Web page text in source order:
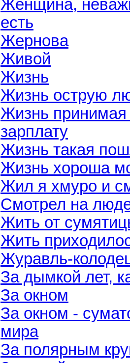
Женщина,
есть
Жернова
Живой
Жизнь
Жизнь острую
Жизнь
зарплату
Жизнь такая
Жизнь хороша
Жил я хмуро и
Смотрел на
Жить от
Жить
Журавль-
За дымкой лет,
За окном
За окном -
мира
За полярным